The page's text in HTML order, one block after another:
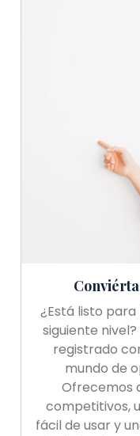
¿Está listo para
siguiente
registrado
mundo de
Ofrecemos
competitivos,
fácil de usar y